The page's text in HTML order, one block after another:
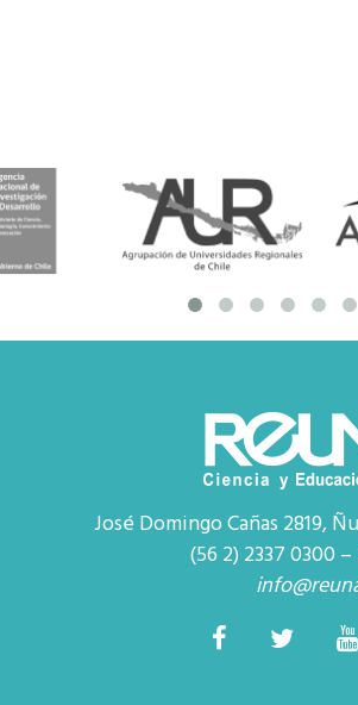
José Domingo Cañas 2819,
(56 2) 2337 0300